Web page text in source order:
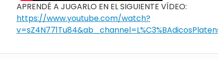
APRENDÉ A JUGARLO EN EL SIGUIENTE VÍDEO:
https://www.youtube.com/watch?